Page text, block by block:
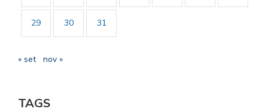
29 30 31
« set nov »
TAGS